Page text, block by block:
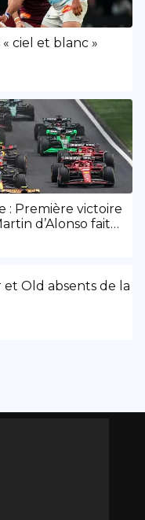
« ciel et blanc »
: Première victoire
d’Alonso fait
et Old absents de la